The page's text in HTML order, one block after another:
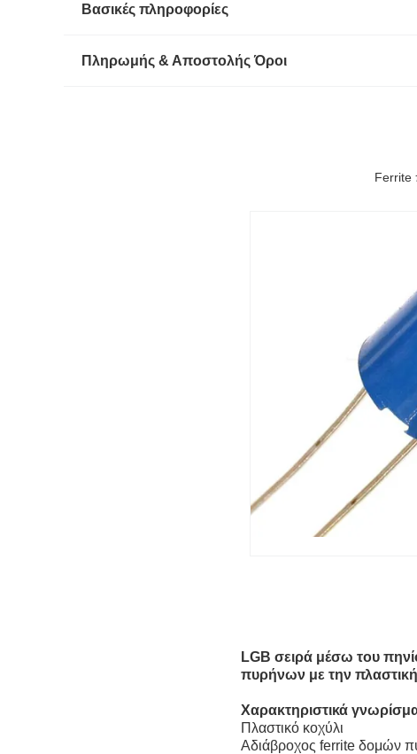
Βασικές πληροφορίες
Πληρωμής & Αποστολής Όροι
Ferrite
LGB σειρά μέσω του
πυρήνων με την
Χαρακτηριστικά
Πλαστικό κοχύλι
Αδιάβροχος ferrite δομών